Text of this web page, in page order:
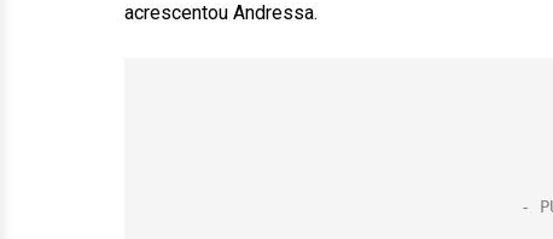
acrescentou Andressa.